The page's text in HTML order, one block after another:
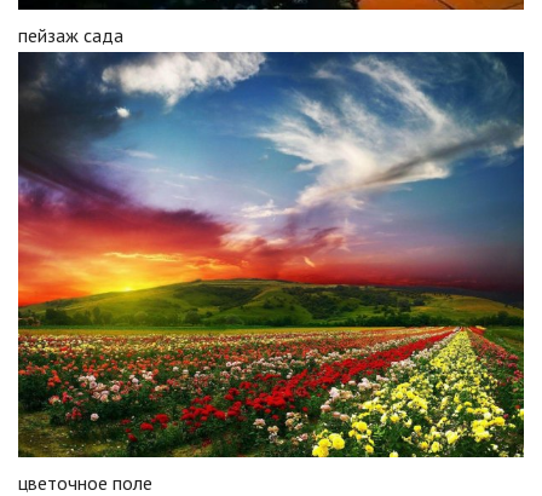
пейзаж сада
цветочное поле